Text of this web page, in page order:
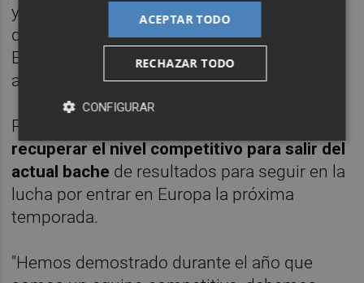
ya que tenemos algún jugador polivalente
que puede actuar en esa zona y ese puesto.
Estoy convencido que el que supla esa
ausencia lo va a hacer muy bien seguro".
Por último, subrayó que
recuperar el nivel competitivo para salir del
actual bache de resultados para seguir en la
lucha por entrar en Europa la próxima
temporada.
"Hemos demostrado durante el año que
ACEPTAR TODO
RECHAZAR TODO
CONFIGURAR